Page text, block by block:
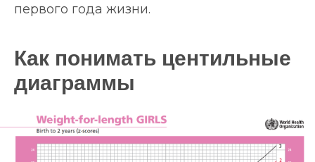
первого года жизни.
Как понимать центильные
диаграммы